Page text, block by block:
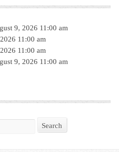
9, 2026 11:00 am
11:00 am
11:00 am
9, 2026 11:00 am
Search